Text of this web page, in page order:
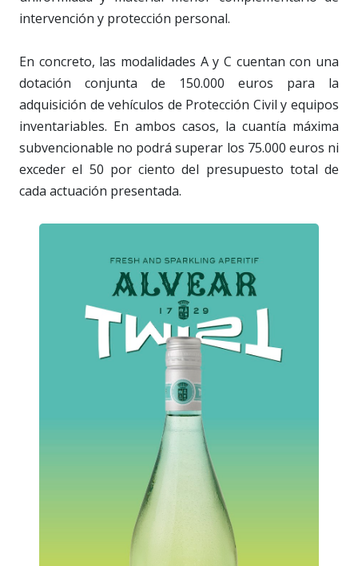
intervención y protección personal.
En concreto, las modalidades A y C cuentan con una
dotación conjunta de 150.000 euros para la
adquisición de vehículos de Protección Civil y equipos
inventariables. En ambos casos, la cuantía máxima
subvencionable no podrá superar los 75.000 euros ni
exceder el 50 por ciento del presupuesto total de
cada actuación presentada.